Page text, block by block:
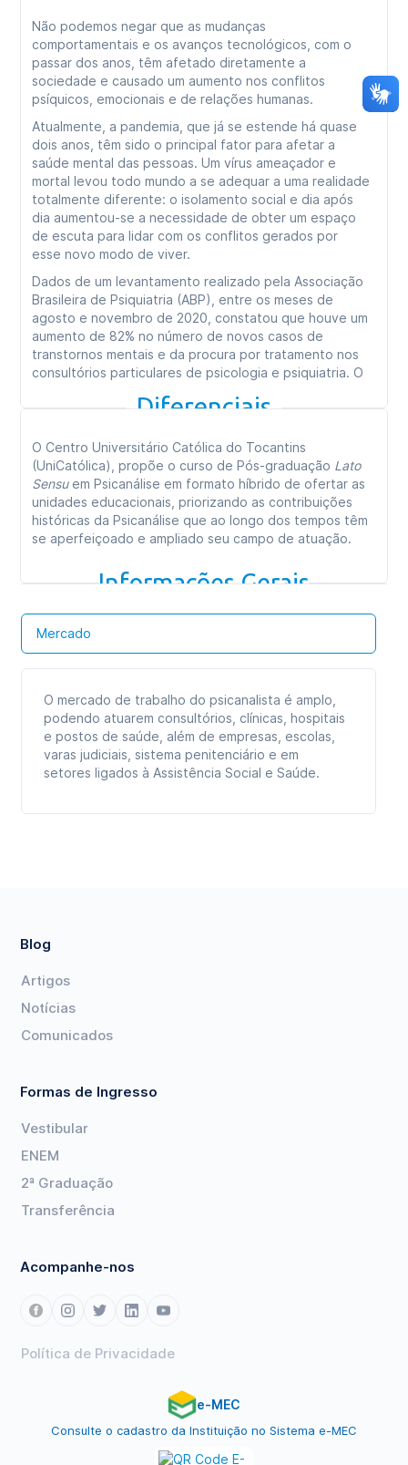
Não podemos negar que as mudanças
comportamentais e os avanços tecnológicos, com o
passar dos anos, têm afetado diretamente a
sociedade e causado um aumento nos conflitos
psíquicos, emocionais e de relações humanas.
Atualmente, a pandemia, que já se estende há quase
dois anos, têm sido o principal fator para afetar a
saúde mental das pessoas. Um vírus ameaçador e
mortal levou todo mundo a se adequar a uma realidade
totalmente diferente: o isolamento social e dia após
dia aumentou-se a necessidade de obter um espaço
de escuta para lidar com os conflitos gerados por
esse novo modo de viver.
Dados de um levantamento realizado pela Associação
Brasileira de Psiquiatria (ABP), entre os meses de
agosto e novembro de 2020, constatou que houve um
aumento de 82% no número de novos casos de
transtornos mentais e da procura por tratamento nos
consultórios particulares de psicologia e psiquiatria. O
tinham recebido alta do tratamento tiveram recaídas
Neste contexto, a Psicanálise tem sido uma excelente
fundamentação para as práticas clínicas e
psicossociais que visam a saúde mental da população.
Atualmente, a realidade da atuação de profissionais da
Psicologia, Psicanálise, Psiquiatria e áreas afins se
expande para absolutamente todos os setores e
atingem diretamente a saúde mental do indivíduo
profissionais que atuem nessas áreas.
Diferenciais
O Centro Universitário Católica do Tocantins
(UniCatólica), propõe o curso de Pós-graduação Lato
Sensuem Psicanálise em formato híbrido de ofertar as
unidades educacionais, priorizando as contribuições
históricas da Psicanálise que ao longo dos tempos têm
se aperfeiçoado e ampliado seu campo de atuação.
Informações Gerais
Mercado
O mercado de trabalho do psicanalista é amplo,
podendo atuarem consultórios, clínicas, hospitais
e postos de saúde, além de empresas, escolas,
varas judiciais, sistema penitenciário e em
setores ligados à Assistência Social e Saúde.
Blog
Artigos
Notícias
Comunicados
Formas de Ingresso
Vestibular
ENEM
2ª Graduação
Transferência
Acompanhe-nos
Política de Privacidade
e-MEC
Consulte o cadastro da Instituição no Sistema e-MEC